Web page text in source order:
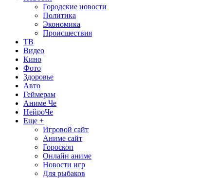
Городские новости
Политика
Экономика
Происшествия
ТВ
Видео
Кино
Фото
Здоровье
Авто
Геймерам
Аниме Че
НейроЧе
Еще +
Игровой сайт
Аниме сайт
Гороскоп
Онлайн аниме
Новости игр
Для рыбаков